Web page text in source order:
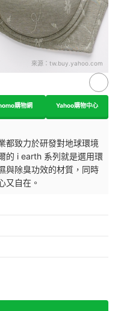
來源： tw.buy.yahoo.com
購物網 Yahoo購物中心
都致力於研發對地球環境
的 i earth 系列就是選用環
與除臭功效的材質，同時
又自在。